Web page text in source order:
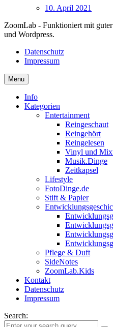
10. April 2021
ZoomLab - Funktioniert mit
und Wordpress.
Datenschutz
Impressum
Menu
Info
Kategorien
Entertainment
Reingeschaut
Reingehört
Reingelesen
Vinyl und
Musik.Dinge
Zeitkapsel
Lifestyle
FotoDinge.de
Stift & Papier
Pflege & Duft
SideNotes
ZoomLab.Kids
Kontakt
Datenschutz
Impressum
Search: